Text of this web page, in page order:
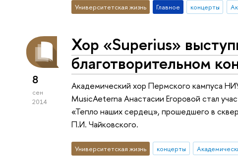
Университетская жизнь Главное концерты
8
сен
2014
Хор «Superius»
благотворительном
Академический хор Пермского кампуса
MusicAeterna Анастасии Егоровой стал
«Тепло наших сердец», прошедшего в
П.И. Чайковского.
Университетская жизнь концерты